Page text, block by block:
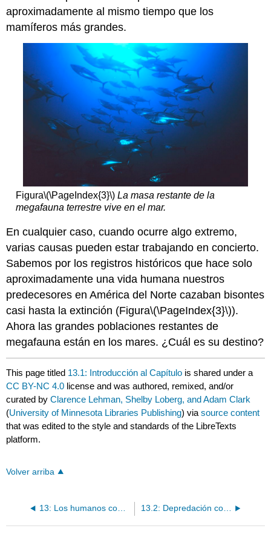
aproximadamente al mismo tiempo que los
mamíferos más grandes.
Figura\(\PageIndex{3}\) La masa restante de la
megafauna terrestre vive en el mar.
En cualquier caso, cuando ocurre algo extremo,
varias causas pueden estar trabajando en concierto.
Sabemos por los registros históricos que hace solo
aproximadamente una vida humana nuestros
predecesores en América del Norte cazaban bisontes
casi hasta la extinción (Figura\(\PageIndex{3}\)).
Ahora las grandes poblaciones restantes de
megafauna están en los mares. ¿Cuál es su destino?
This page titled 13.1: Introducción al Capítulo is shared under a
CC BY-NC 4.0 license and was authored, remixed, and/or
curated byClarence Lehman, Shelby Loberg, and Adam Clark
(University of Minnesota Libraries Publishing) viasource content
that was edited to the style and standards of the LibreTexts
platform.
Volver arriba
13: Los humanos como depredadores 13.2: Depredación controlada conscientemente